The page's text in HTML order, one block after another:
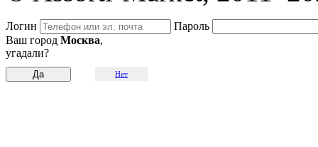
Логин
Пароль
Ваш город Москва,
угадали?
Нет